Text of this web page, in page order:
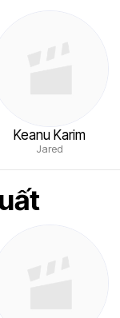
Keanu Karim
Jared